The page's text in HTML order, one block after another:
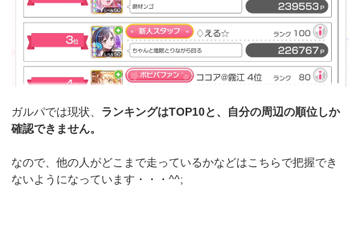
ガルパでは現状、 ランキングはTOP10と、自分の周辺の順位しか
確認できません。
なので、他の人がどこまで走っているかなどはこちらで把握でき
ないようになっています・・・^^;